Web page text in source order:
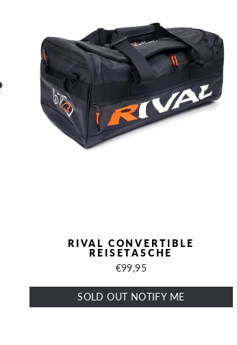
RIVAL CONVERTIBLE
REISETASCHE
€99,95
SOLD OUT NOTIFY ME